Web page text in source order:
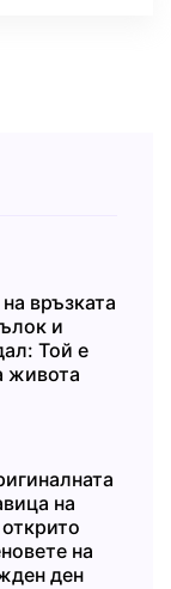
връзката
и
Той е
живота
на
на
ден